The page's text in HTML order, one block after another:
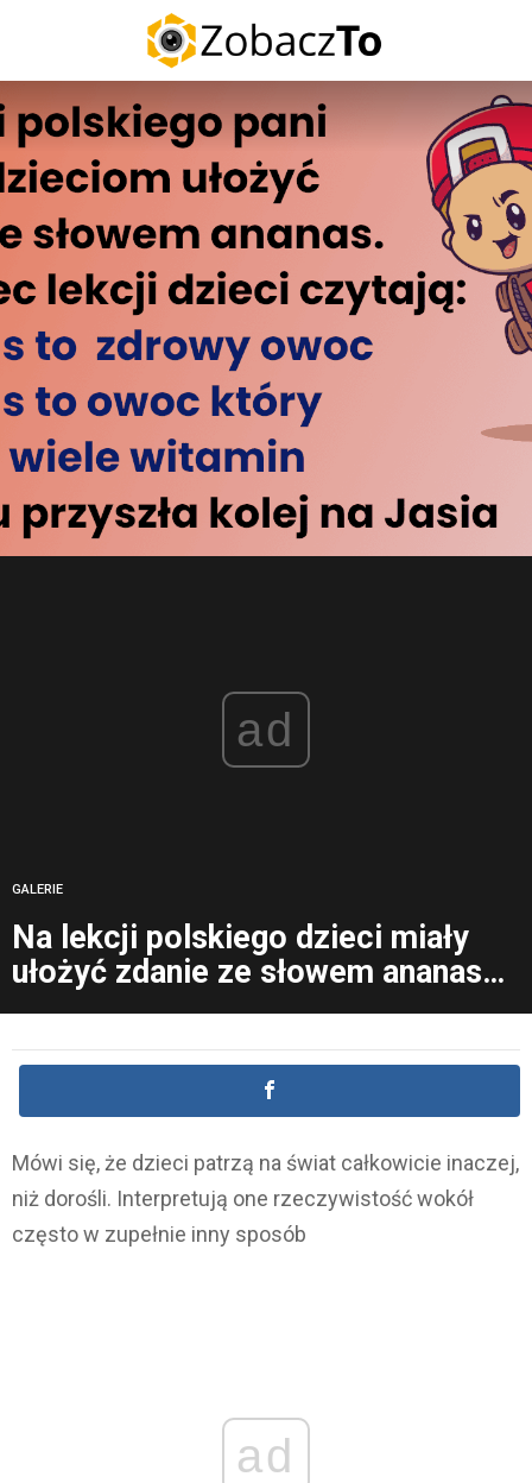
ad
GALERIE
Na lekcji polskiego dzieci miały
ułożyć zdanie ze słowem ananas…
Mówi się, że dzieci patrzą na świat całkowicie inaczej,
niż dorośli. Interpretują one rzeczywistość wokół
często w zupełnie inny sposób
ad